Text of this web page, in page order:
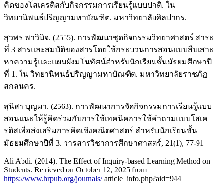
คิดของโสเครติสกับกิจกรรมการเรียนรู้แบบปกติ. ใน
วิทยานิพนธ์ปริญญามหาบัณฑิต. มหาวิทยาลัยศิลปากร.
สุวพร พาวินิจ. (2555). การพัฒนาชุดกิจกรรมวิทยาศาสตร์ สาระ
ที่ 3 สารและสมบัติของสารโดยใช้กระบวนการสอนแบบสืบเสาะ
หาความรู้และแผนผังมโนทัศน์สำหรับนักเรียนชั้นมัธยมศึกษาปี
ที่ 1. ใน วิทยานิพนธ์ปริญญามหาบัณฑิต. มหาวิทยาลัยราชภัฏ
สกลนคร.
สุนิสา บุญมา. (2563). การพัฒนาการจัดกิจกรรมการเรียนรู้แบบ
สอนแนะให้รู้คิดร่วมกับการใช้เทคนิคการใช้คำถามแบบโสเค
รติสเพื่อส่งเสริมการคิดเชิงคณิตศาสตร์ สำหรับนักเรียนชั้น
มัธยมศึกษาปีที่ 3. วารสารวิชาการศึกษาศาสตร์, 21(1), 77-91
Ali Abdi. (2014). The Effect of Inquiry-based Learning Method on
Students. Retrieved on October 12, 2025 from
https://www.hrpub.org/journals/article_info.php?aid=944